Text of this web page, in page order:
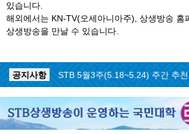
있습니다.
해외에서는 KN-TV(오세아니아주), 상생방송 홈
상생방송을 만날 수 있습니다.
공지사항
STB 5월4주(5.25~5.31) 주간 추
공지사항
STB 5월3주(5.18~5.24) 주간 추
공지사항
STB 4월마지막주(4.27~5.3) 주간
STB 4월4주(4.20~4.26) 주간 추
공지사항
STB 4월2주(4.6~4.12) 주간 추천
공지사항
STB 4월1주(3.30~4.5) 주간 추천